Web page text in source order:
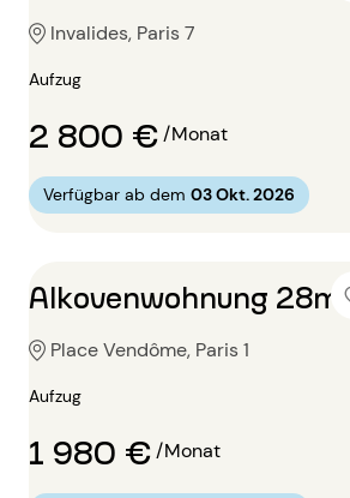
Invalides, Paris 7
Aufzug
2 800 €/Monat
Verfügbar ab dem 03 Okt. 2026
Alkovenwohnung
Place Vendôme, Paris 1
Aufzug
1 980 €/Monat